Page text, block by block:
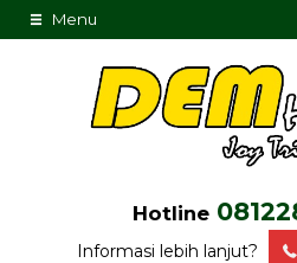
Menu
Hotline
Informasi lebih lanjut?